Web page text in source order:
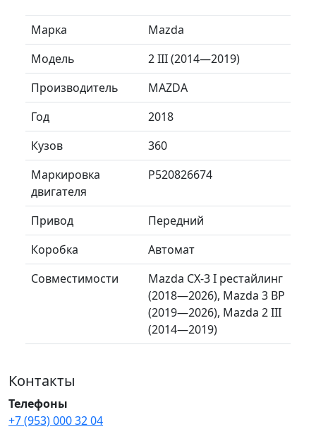
Марка
Mazda
Модель
2 III (2014—2019)
Производитель
MAZDA
Год
2018
Кузов
360
Маркировка
двигателя
P520826674
Привод
Передний
Коробка
Автомат
Совместимости
Mazda CX-3 I рестайлинг
(2018—2026), Mazda 3 BP
(2019—2026), Mazda 2 III
(2014—2019)
Контакты
Телефоны
+7 (953) 000 32 04